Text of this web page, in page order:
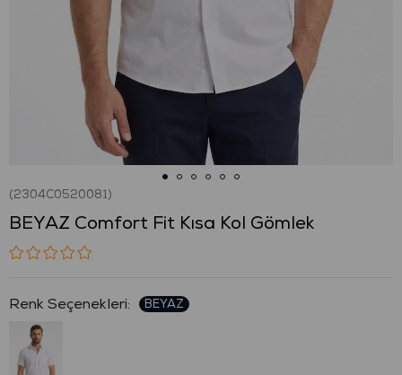
(2304C0520081)
BEYAZ Comfort Fit Kısa Kol Gömlek
: